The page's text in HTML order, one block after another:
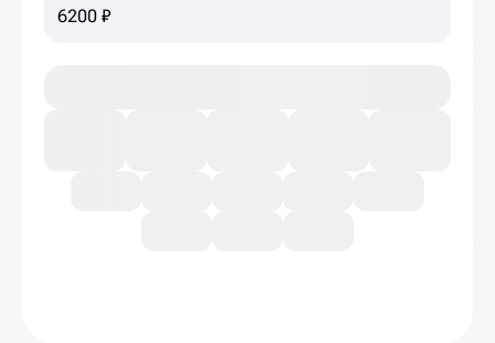
артерий, лучевых артерий с проведением
6200 ₽